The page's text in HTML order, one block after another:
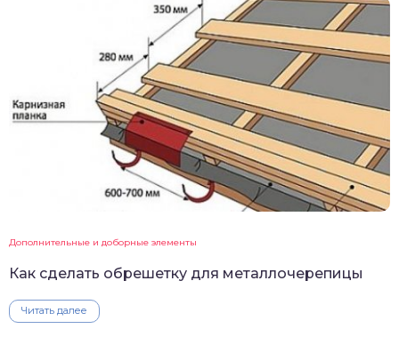
Дополнительные и доборные элементы
Как сделать обрешетку для металлочерепицы
Читать далее